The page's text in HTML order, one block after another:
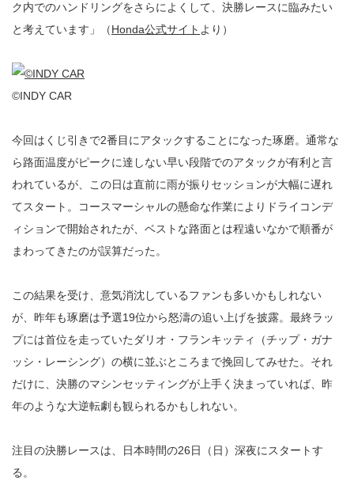
ク内でのハンドリングをさらによくして、決勝レースに臨みたい
と考えています」（Honda公式サイト より）
©INDY CAR
今回はくじ引きで2番目にアタックすることになった琢磨。通常な
ら路面温度がピークに達しない早い段階でのアタックが有利と言
われているが、この日は直前に雨が振りセッションが大幅に遅れ
てスタート。コースマーシャルの懸命な作業によりドライコンデ
ィションで開始されたが、ベストな路面とは程遠いなかで順番が
まわってきたのが誤算だった。
この結果を受け、意気消沈しているファンも多いかもしれない
が、昨年も琢磨は予選19位から怒濤の追い上げを披露。最終ラッ
プには首位を走っていたダリオ・フランキッティ（チップ・ガナ
ッシ・レーシング）の横に並ぶところまで挽回してみせた。それ
だけに、決勝のマシンセッティングが上手く決まっていれば、昨
年のような大逆転劇も観られるかもしれない。
注目の決勝レースは、日本時間の26日（日）深夜にスタートす
る。